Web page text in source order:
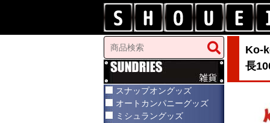
スナップオングッズ
オートカンパニーグッズ
ミシュラングッズ
Ko-
長